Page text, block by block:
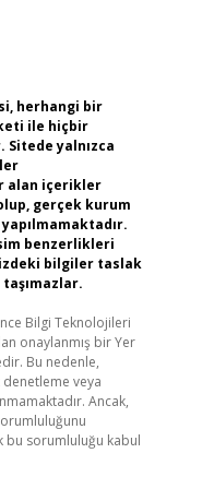
herhangi bir
ile hiçbir
Sitede yalnızca
alan içerikler
gerçek kurum
benzerlikleri
bilgiler taslak
Bilgi Teknolojileri
onaylanmış bir Yer
Bu nedenle,
veya
Ancak,
bu sorumluluğu kabul